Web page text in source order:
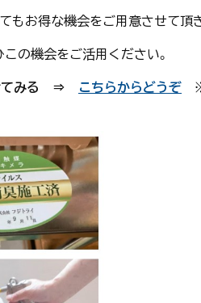
もお得な機会をご用意させて
の機会をご活用ください。
せてみる ⇒ こちらからどうぞ